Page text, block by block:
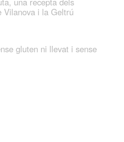
Vilanova i la Geltrú
gluten ni llevat i sense